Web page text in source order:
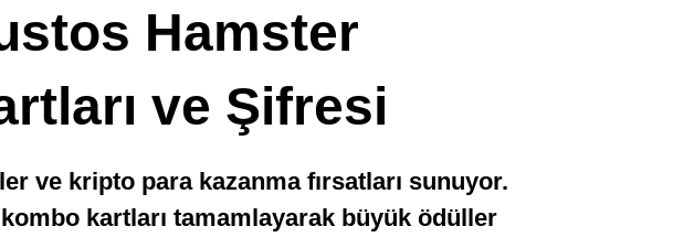
Memecoin Haberleri
Hamster
ve Şifresi
ve kripto para kazanma fırsatları sunuyor.
kartları tamamlayarak büyük ödüller